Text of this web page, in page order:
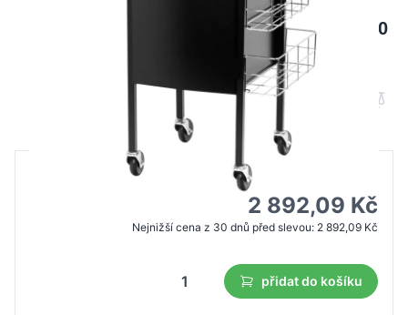
Gabbiano kadeřnický asistent Deluxe 500
Maloobchodní cena
2 892,09 Kč
Nejnižší cena z 30 dnů před slevou: 2 892,09 Kč
přidat do košíku